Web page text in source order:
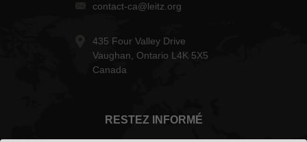
contact-ca@leitz.org
435 Four Valley Drive
Vaughan, Ontario L4K 5X5
Canada
RESTEZ INFORMÉ